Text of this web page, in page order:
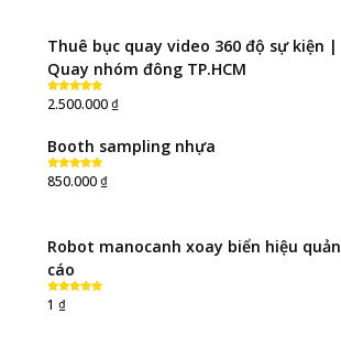
Thuê bục quay video 360 độ sự kiện |
Quay nhóm đông TP.HCM
Rated5.00
out of 5
2.500.000₫
Booth sampling nhựa
Rated5.00
out of 5
850.000₫
Robot manocanh xoay biển hiệu
cáo
Rated
out of 5
1 ₫